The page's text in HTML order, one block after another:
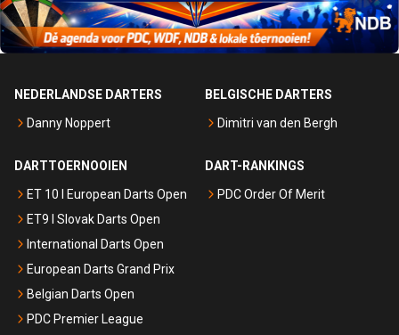
NEDERLANDSE DARTERS
Danny Noppert
BELGISCHE DARTERS
Dimitri van den Bergh
DARTTOERNOOIEN
ET 10 I European Darts Open
ET9 I Slovak Darts Open
International Darts Open
European Darts Grand Prix
Belgian Darts Open
PDC Premier League
DART-RANKINGS
PDC Order Of Merit